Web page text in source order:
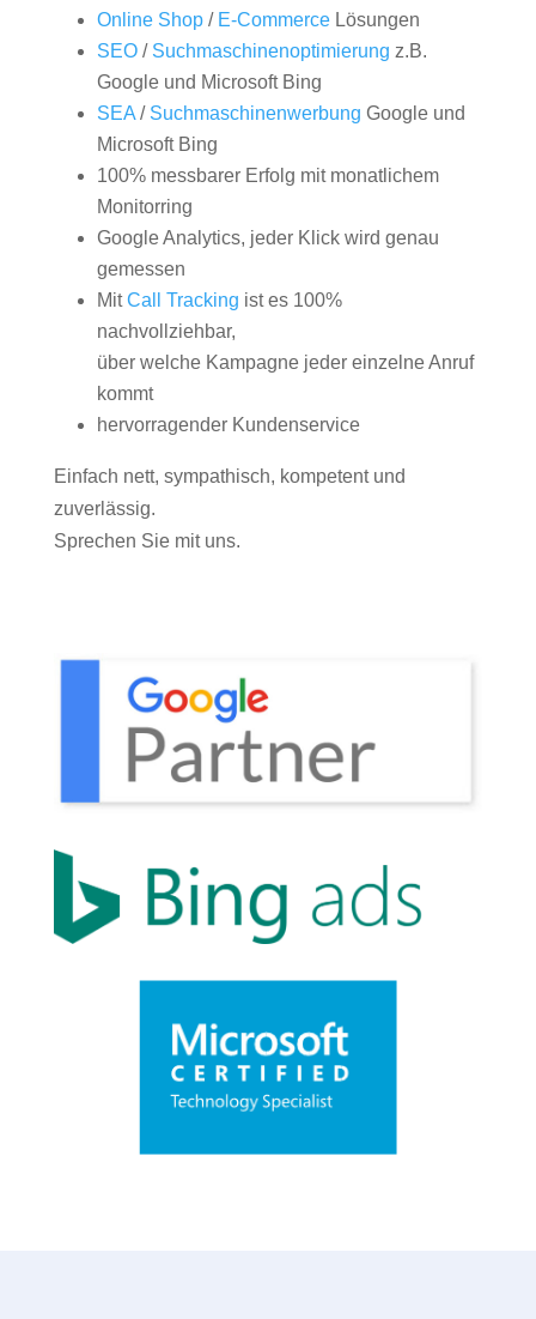
Online Shop/ E-CommerceLösungen
SEO/ Suchmaschinenoptimierung z.B.
Google und Microsoft Bing
SEA/ Suchmaschinenwerbung Google und
Microsoft Bing
100% messbarer Erfolg mit monatlichem
Monitorring
Google Analytics, jeder Klick wird genau
gemessen
MitCall Tracking ist es 100%
nachvollziehbar,
über welche Kampagne jeder einzelne Anruf
kommt
hervorragender Kundenservice
Einfach nett, sympathisch, kompetent und
zuverlässig.
Sprechen Sie mit uns.